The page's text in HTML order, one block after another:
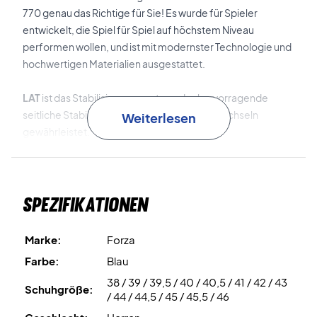
770 genau das Richtige für Sie! Es wurde für Spieler
entwickelt, die Spiel für Spiel auf höchstem Niveau
performen wollen, und ist mit modernster Technologie und
hochwertigen Materialien ausgestattet.
LATist das Stabilisierungssystem, das hervorragende
seitliche Stabilität bei schnellen Richtungswechseln
gewährleistet.
integriert ist. Dies verbessert die Stabilität bei intensiven
Obermaterials, das für viel Belüftung und Komfort sorgt.
FZORB+ 3.0sind Dämpfungstechnologien,
Weiterlesen
Spezifikationen
Marke:
Forza
Farbe:
Blau
Schuhgröße:
38 / 39 / 39,5 / 40 / 40,5 / 41 / 42 / 43
/ 44 / 44,5 / 45 / 45,5 / 46